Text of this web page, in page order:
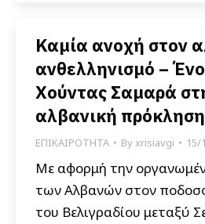
Καμία ανοχή στον
ανθελληνισμό –
Χούντας Σαμαρά
αλβανική
ΕΠΙΚΑΙΡΟΤΗΤΑ Byxrisiavgi 15/
Με αφορμή την
των Αλβανών στον
του Βελιγραδίου μεταξύ